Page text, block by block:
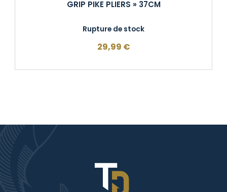
GRIP PIKE PLIERS » 37CM
Rupture de stock
29,99 €